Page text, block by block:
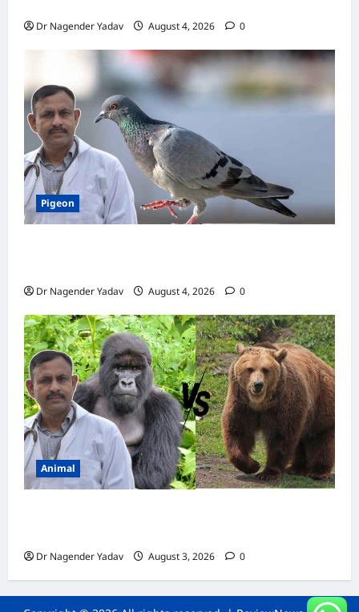
Dr Nagender Yadav August 4, 2026 0
Pigeon
Dr Nagender Yadav August 4, 2026 0
Animal
Dr Nagender Yadav August 3, 2026 0